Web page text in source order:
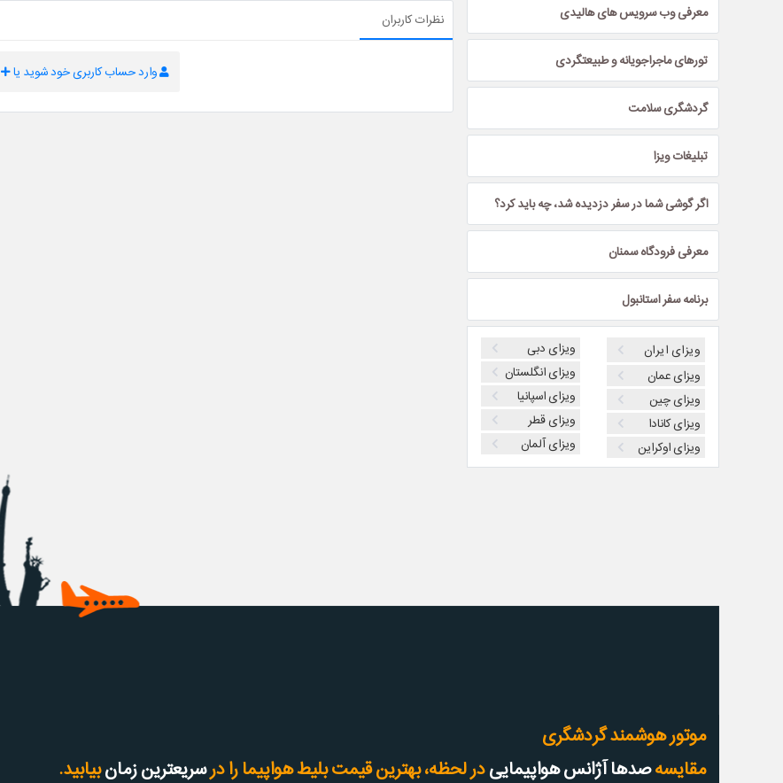
معرفی وب سرویس های هالیدی
تورهای ماجراجویانه و طبیعتگردی
گردشگری سلامت
تبلیغات ویزا
اگر گوشی شما در سفر دزدیده شد، چه باید کرد؟
معرفی فرودگاه سمنان
برنامه سفر استانبول
ویزای ایران
ویزای عمان
ویزای چین
ویزای کانادا
ویزای اوکراین
ویزای دبی
ویزای انگلستان
ویزای اسپانیا
ویزای قطر
ویزای آلمان
نظرات کاربران
وارد حساب کاربری خود شوید یا
موتور هوشمند گردشگری
مقایسهصدها آژانس هواپیمایی در لحظه، بهترین قیمت بلیط هواپیما را درسریعترین زمان بیابید.